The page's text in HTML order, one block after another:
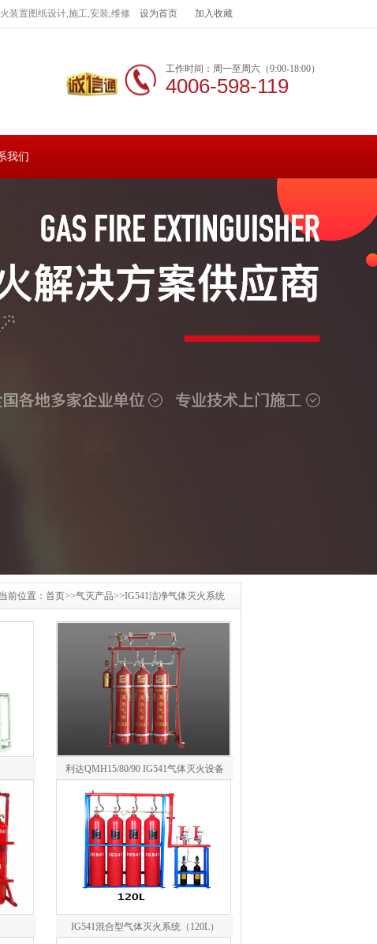
装置图纸设计,施工,安装,维修 设为首页 加入收藏
工作时间：周一至周六（9:00-18:00）
4006-598-119
我们
当前位置： 首页>>气灭产品>>IG541洁净气体灭火系统
利达QMH15/80/90 IG541气体灭火设备
IG541混合型气体灭火系统（120L）